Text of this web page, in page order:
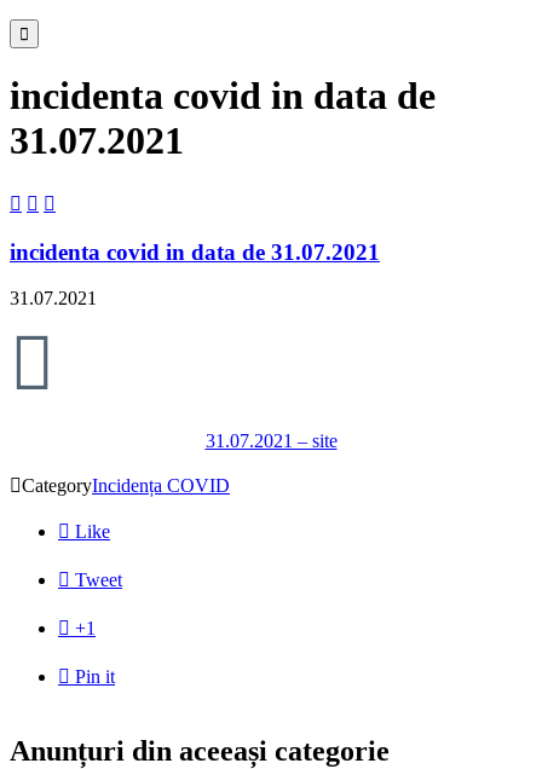

incidenta covid in data de
31.07.2021
  
incidenta covid in data de 31.07.2021
31.07.2021

31.07.2021 – site
CategoryIncidența COVID
 Like
 Tweet
 +1
 Pin it
Anunțuri din aceeași categorie